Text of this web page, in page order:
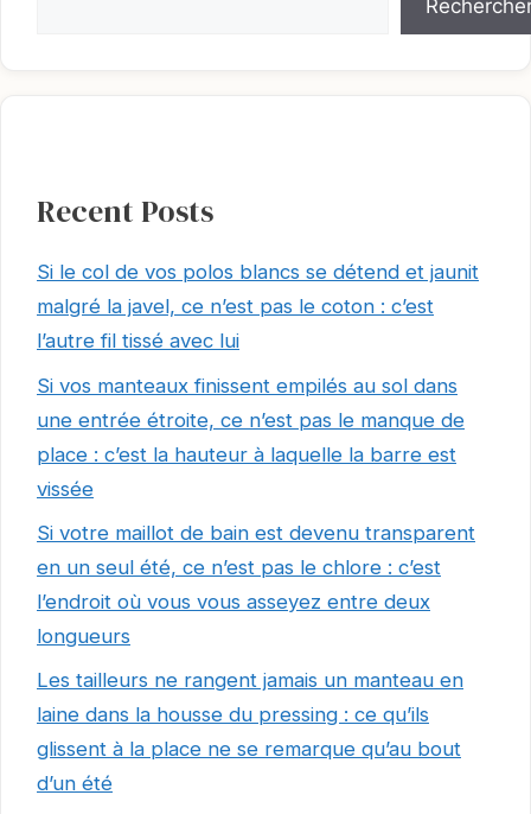
Recent Posts
Si le col de vos polos blancs se détend et jaunit
malgré la javel, ce n’est pas le coton : c’est
l’autre fil tissé avec lui
Si vos manteaux finissent empilés au sol dans
une entrée étroite, ce n’est pas le manque de
place : c’est la hauteur à laquelle la barre est
vissée
Si votre maillot de bain est devenu transparent
en un seul été, ce n’est pas le chlore : c’est
l’endroit où vous vous asseyez entre deux
longueurs
Les tailleurs ne rangent jamais un manteau en
laine dans la housse du pressing : ce qu’ils
glissent à la place ne se remarque qu’au bout
d’un été